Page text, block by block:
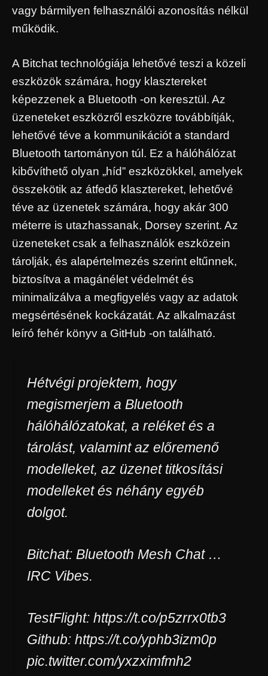
vagy bármilyen felhasználói azonosítás nélkül
működik.
A Bitchat technológiája lehetővé teszi a közeli
eszközök számára, hogy klasztereket
képezzenek a Bluetooth -on keresztül. Az
üzeneteket eszközről eszközre továbbítják,
lehetővé téve a kommunikációt a standard
Bluetooth tartományon túl. Ez a hálóhálózat
kibővíthető olyan „híd” eszközökkel, amelyek
összekötik az átfedő klasztereket, lehetővé
téve az üzenetek számára, hogy akár 300
méterre is utazhassanak, Dorsey szerint. Az
üzeneteket csak a felhasználók eszközein
tárolják, és alapértelmezés szerint eltűnnek,
biztosítva a magánélet védelmét és
minimalizálva a megfigyelés vagy az adatok
megsértésének kockázatát. Az alkalmazást
leíró fehér könyv a GitHub -on található.
Hétvégi projektem, hogy
megismerjem a Bluetooth
hálóhálózatokat, a reléket és a
tárolást, valamint az előremenő
modelleket, az üzenet titkosítási
modelleket és néhány egyéb
dolgot.
Bitchat: Bluetooth Mesh Chat …
IRC Vibes.
TestFlight: https://t.co/p5zrrx0tb3
Github: https://t.co/yphb3izm0p
pic.twitter.com/yxzximfmh2